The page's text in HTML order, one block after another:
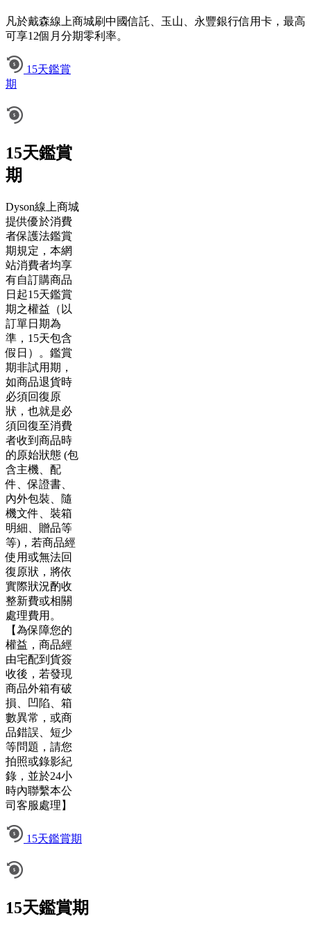
凡於戴森線上商城刷中國信託、玉山、永豐銀行信用卡，最高
可享12個月分期零利率。
15天鑑賞
期
15天鑑賞
期
Dyson線上商城
提供優於消費
者保護法鑑賞
期規定，本網
站消費者均享
有自訂購商品
日起15天鑑賞
期之權益（以
訂單日期為
準，15天包含
假日）。鑑賞
期非試用期，
如商品退貨時
必須回復原
狀，也就是必
須回復至消費
者收到商品時
的原始狀態 (包
含主機、配
件、保證書、
內外包裝、隨
機文件、裝箱
明細、贈品等
等)，若商品經
使用或無法回
復原狀，將依
實際狀況酌收
整新費或相關
處理費用。
【為保障您的
權益，商品經
由宅配到貨簽
收後，若發現
商品外箱有破
損、凹陷、箱
數異常，或商
品錯誤、短少
等問題，請您
拍照或錄影紀
錄，並於24小
時內聯繫本公
司客服處理】
15天鑑賞期
15天鑑賞期